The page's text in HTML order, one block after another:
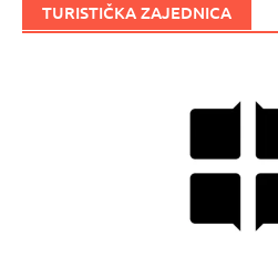
TURISTIČKA ZAJEDNICA